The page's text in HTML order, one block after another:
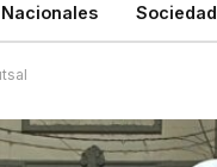
Nacionales Sociedad